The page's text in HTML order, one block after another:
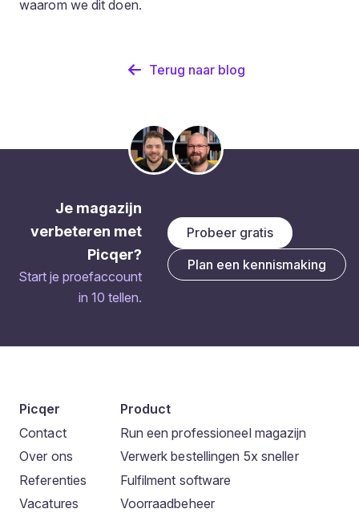
waarom we dit doen.
Terug naar blog
Je magazijn
verbeteren met
Picqer?
Start je proefaccount
in 10 tellen.
Probeer gratis
Plan een kennismaking
Picqer
Contact
Over ons
Referenties
Vacatures
Product
Run een professioneel magazijn
Verwerk bestellingen 5x sneller
Fulfilment software
Voorraadbeheer